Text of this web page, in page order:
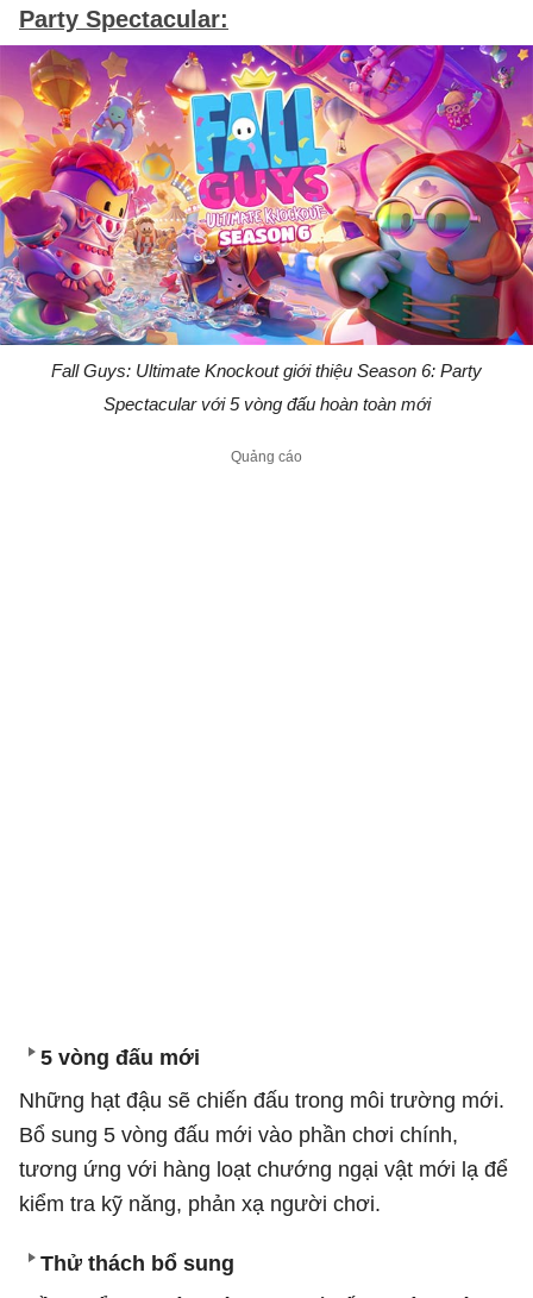
Party Spectacular:
Fall Guys: Ultimate Knockout giới thiệu Season 6: Party
Spectacular với 5 vòng đấu hoàn toàn mới
5 vòng đấu mới
Những hạt đậu sẽ chiến đấu trong môi trường mới.
Bổ sung 5 vòng đấu mới vào phần chơi chính,
tương ứng với hàng loạt chướng ngại vật mới lạ để
kiểm tra kỹ năng, phản xạ người chơi.
Thử thách bổ sung